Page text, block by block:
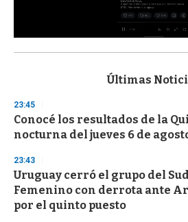
s
d
s
o
f
3
s
e
c
o
Últimas
23:45
Conocé los resultados de la
nocturna del jueves 6 de
23:43
Uruguay cerró el grupo del
Femenino con derrota ante
por el quinto puesto